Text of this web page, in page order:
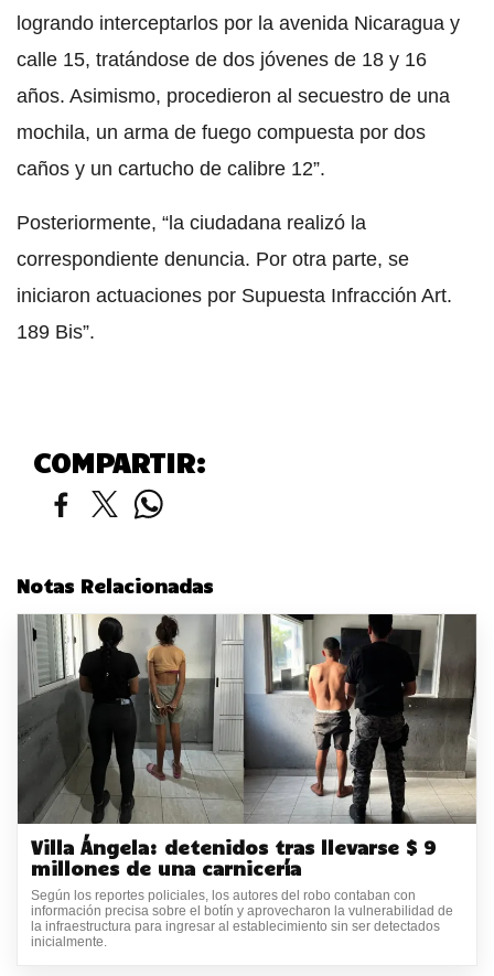
logrando interceptarlos por la avenida Nicaragua y
calle 15, tratándose de dos jóvenes de 18 y 16
años. Asimismo, procedieron al secuestro de una
mochila, un arma de fuego compuesta por dos
caños y un cartucho de calibre 12”.
Posteriormente, “la ciudadana realizó la
correspondiente denuncia. Por otra parte, se
iniciaron actuaciones por Supuesta Infracción Art.
189 Bis”.
COMPARTIR:
Notas Relacionadas
Villa Ángela: detenidos tras llevarse $ 9
millones de una carnicería
Según los reportes policiales, los autores del robo contaban con
información precisa sobre el botín y aprovecharon la vulnerabilidad de
la infraestructura para ingresar al establecimiento sin ser detectados
inicialmente.